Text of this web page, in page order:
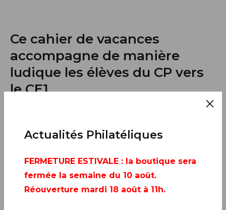
Ce cahier de vacances
accompagne de manière
ludique les élèves du CP vers
le CE1.
Actualités Philatéliques
FERMETURE ESTIVALE : la boutique sera
fermée la semaine du 10 août.
Réouverture mardi 18 août à 11h.